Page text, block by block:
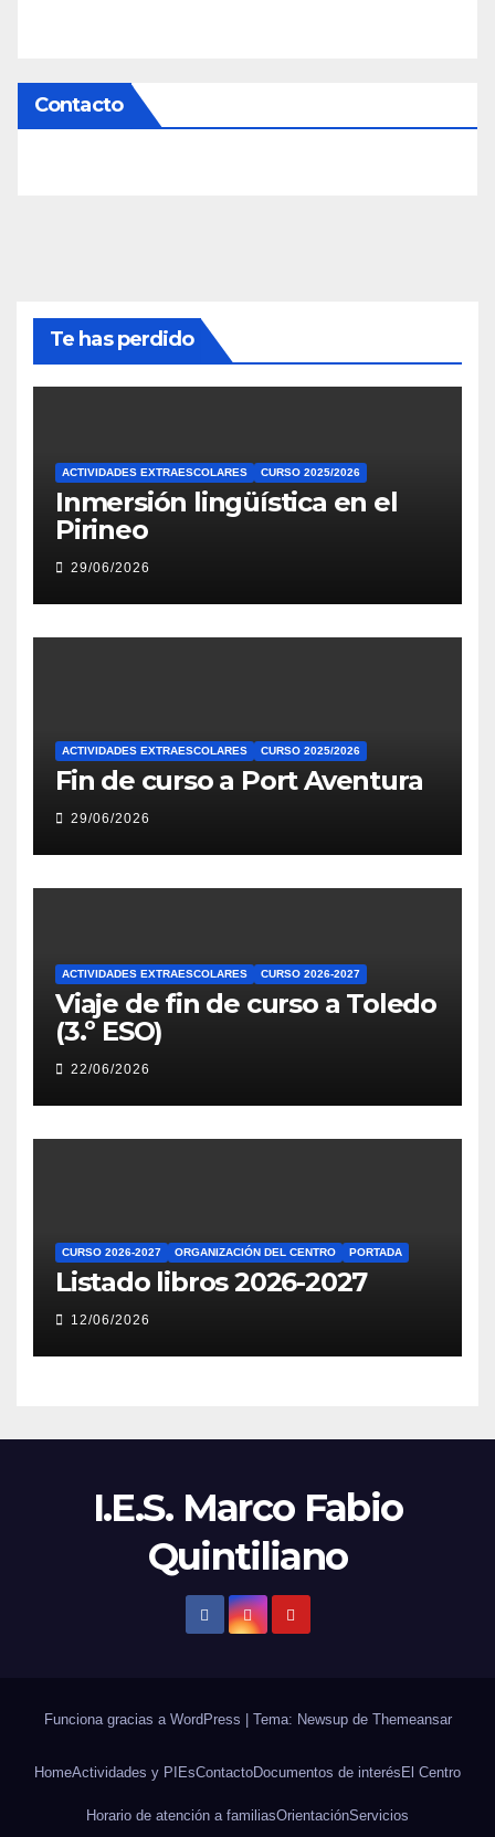
Contacto
Te has perdido
ACTIVIDADES EXTRAESCOLARES CURSO 2025/2026
Inmersión lingüística en el
Pirineo
29/06/2026
ACTIVIDADES EXTRAESCOLARES CURSO 2025/2026
Fin de curso a Port Aventura
29/06/2026
ACTIVIDADES EXTRAESCOLARES CURSO 2026-2027
Viaje de fin de curso a Toledo
(3.º ESO)
22/06/2026
CURSO 2026-2027 ORGANIZACIÓN DEL CENTRO PORTADA
Listado libros 2026-2027
12/06/2026
I.E.S. Marco Fabio
Quintiliano
Funciona gracias a WordPress Tema: Newsup de Themeansar
HomeActividades y PIEsContactoDocumentos de interés El Centro
Horario de atención a familiasOrientaciónServicios